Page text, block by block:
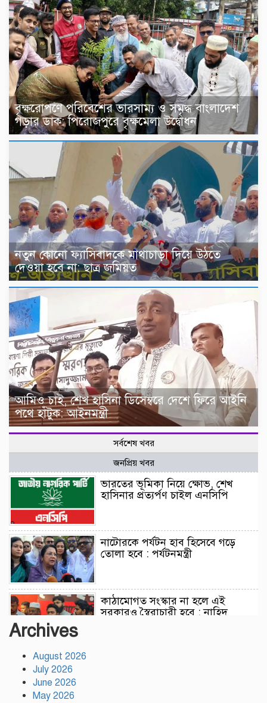
বৃক্ষরোপণে পরিবেশের ভারসাম্য ও সমৃদ্ধ বাংলাদেশ
গড়ার ডাক: পিরোজপুরে বৃক্ষমেলা উদ্বোধন
নতুন কোনো ফ্যাসিবাদকে মাথাচাড়া দিয়ে উঠতে
দেওয়া হবে না: ছাত্র জমিয়ত
আমিও চাই, শেখ হাসিনা ডিসেম্বরে দেশে ফিরে আইনি
পথে হাঁটুক: আইনমন্ত্রী
সর্বশেষ খবর
জনপ্রিয় খবর
ভারতের ভূমিকা নিয়ে ক্ষোভ, শেখ
হাসিনার প্রত্যর্পণ চাইল এনসিপি
নাটোরকে পর্যটন হাব হিসেবে গড়ে
তোলা হবে : পর্যটনমন্ত্রী
কাঠামোগত সংস্কার না হলে এই
সরকারও স্বৈরাচারী হবে : নাহিদ
Archives
August 2026
July 2026
June 2026
May 2026